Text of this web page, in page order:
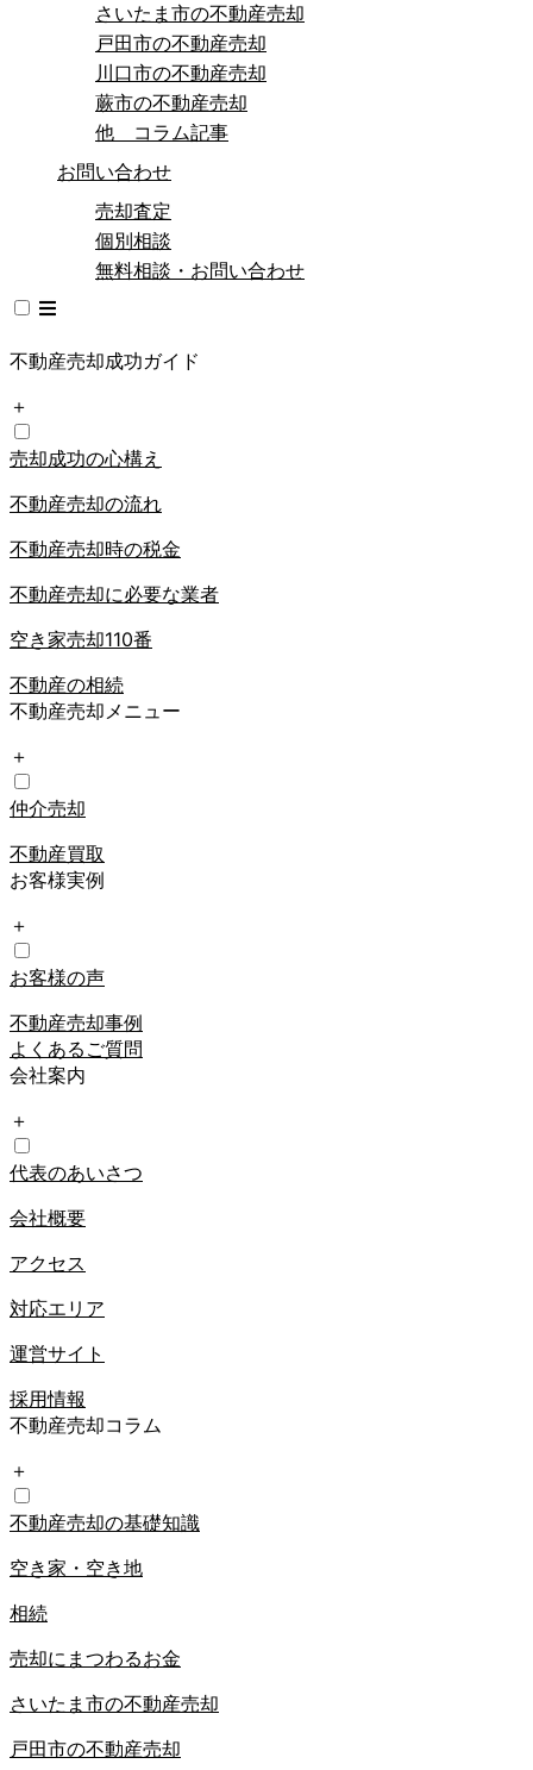
さいたま市の不動産売却
戸田市の不動産売却
川口市の不動産売却
蕨市の不動産売却
他 コラム記事
お問い合わせ
売却査定
個別相談
無料相談・お問い合わせ
不動産売却成功ガイド
＋
売却成功の心構え
不動産売却の流れ
不動産売却時の税金
不動産売却に必要な業者
空き家売却110番
不動産の相続
不動産売却メニュー
＋
仲介売却
不動産買取
お客様実例
＋
お客様の声
不動産売却事例
よくあるご質問
会社案内
＋
代表のあいさつ
会社概要
アクセス
対応エリア
運営サイト
採用情報
不動産売却コラム
＋
不動産売却の基礎知識
空き家・空き地
相続
売却にまつわるお金
さいたま市の不動産売却
戸田市の不動産売却